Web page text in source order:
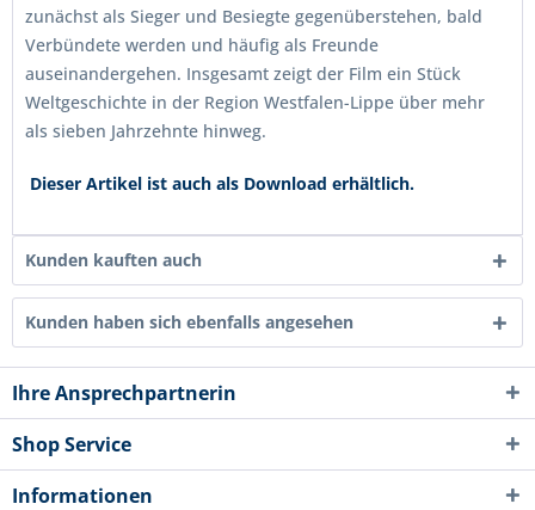
zunächst als Sieger und Besiegte gegenüberstehen, bald
Verbündete werden und häufig als Freunde
auseinandergehen. Insgesamt zeigt der Film ein Stück
Weltgeschichte in der Region Westfalen-Lippe über mehr
als sieben Jahrzehnte hinweg.
Dieser Artikel ist auch als Download erhältlich.
Kunden kauften auch
Kunden haben sich ebenfalls angesehen
Ihre Ansprechpartnerin
Shop Service
Informationen